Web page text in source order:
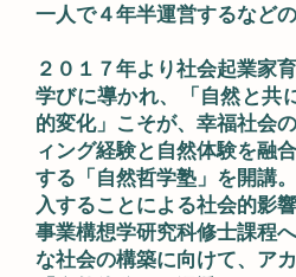
一人で４年半運営するなど
２０１７年より社会起業家
学びに導かれ、「自然と共
的変化」こそが、幸福社会
ィング経験と自然体験を融
する「自然哲学塾」を開講
入することによる社会的影
事業構想学研究科修士課程
な社会の構築に向けて、ア